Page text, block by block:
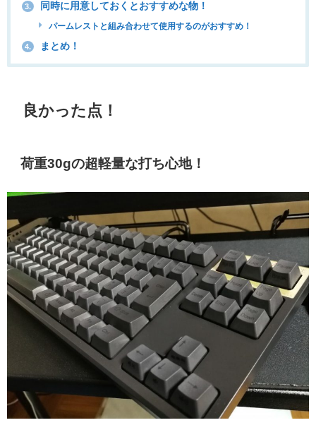
3. 同時に用意しておくとおすすめな物！
パームレストと組み合わせて使用するのがおすすめ！
4. まとめ！
良かった点！
荷重30gの超軽量な打ち心地！